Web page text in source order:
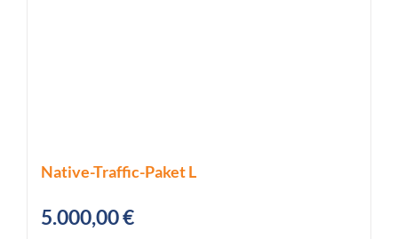
Native-Traffic-Paket L
5.000,00€